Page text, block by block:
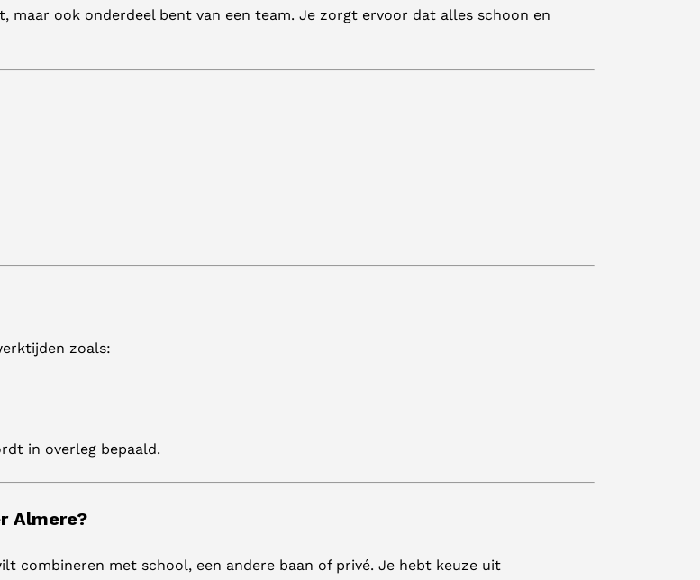
maar ook onderdeel bent van een team. Je zorgt ervoor dat alles schoon en
zoals:
in overleg bepaald.
Almere?
combineren met school, een andere baan of privé. Je hebt keuze uit